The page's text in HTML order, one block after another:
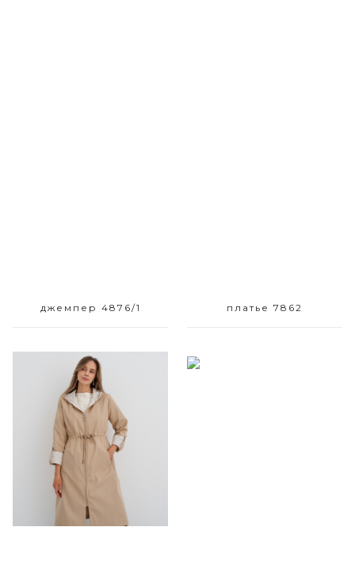
джемпер 4876/1 платье 7862